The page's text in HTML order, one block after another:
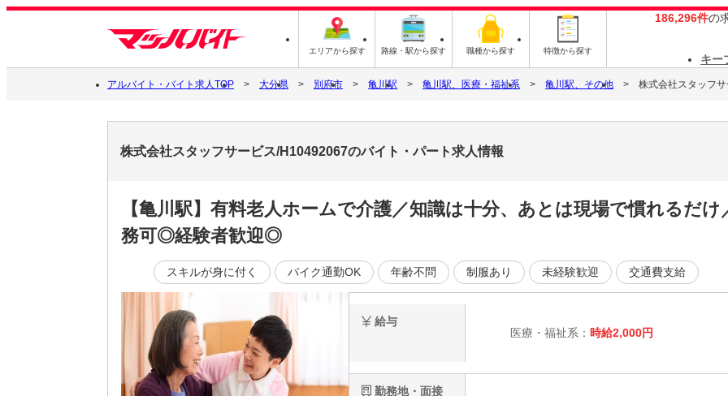
エリアから探す 路線・駅から探す 職種から探す 特徴から探す
186,296件の
キー
アルバイト・バイト求人TOP 大分県 別府市 亀川駅 亀川駅、医療・福祉系 亀川駅、その他 株式会社スタッフ
株式会社スタッフサービス/H10492067のバイト・パート求人情報
【亀川駅】有料老人ホームで介護／知識は十分、あとは現場で慣れるだ
務可◎経験者歓迎◎
スキルが身に付く バイク通勤OK 年齢不問 制服あり 未経験歓迎 交通費支給
給与
医療・福祉系： 時給2,000円
勤務地・面接